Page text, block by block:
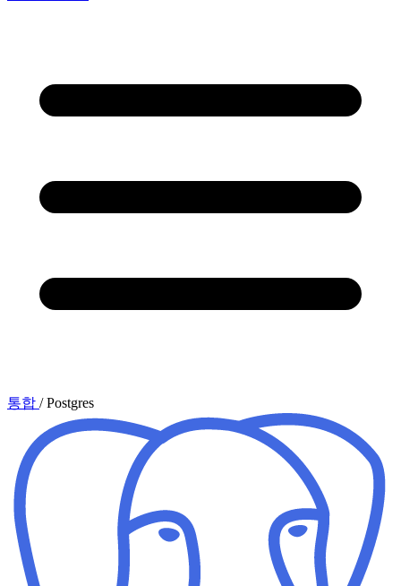
통합 / Postgres